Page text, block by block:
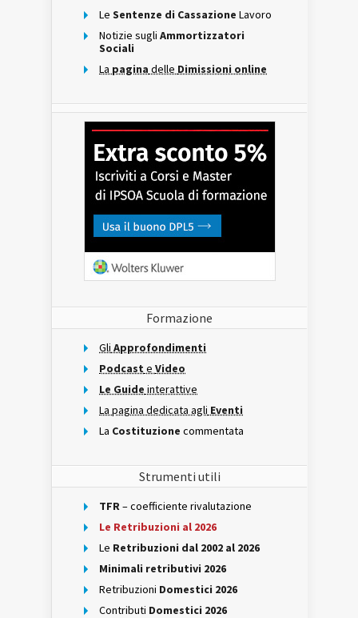
Le Sentenze di Cassazione Lavoro
Notizie sugli Ammortizzatori
Sociali
La pagina delle Dimissioni online
Formazione
Gli Approfondimenti
Podcast e Video
Le Guide interattive
La pagina dedicata agli Eventi
La Costituzione commentata
Strumenti utili
TFR– coefficiente rivalutazione
Le Retribuzioni al 2026
Le Retribuzioni dal 2002 al 2026
Minimali retributivi 2026
Retribuzioni Domestici 2026
Contributi Domestici 2026